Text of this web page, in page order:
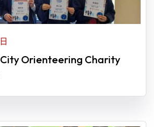
City Orienteering Charity